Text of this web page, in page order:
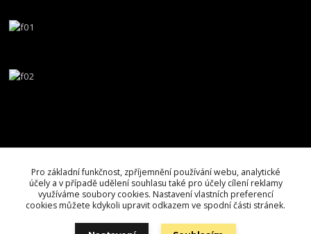
Pro základní funkčnost, zpříjemnění používání webu, analytické
účely a v případě udělení souhlasu také pro účely cílení reklamy
využíváme soubory cookies. Nastavení vlastních preferencí
cookies můžete kdykoli upravit odkazem ve spodní části stránek.